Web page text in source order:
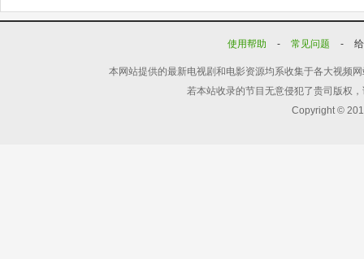
使用帮助 - 常见问题 -
本网站提供的最新电视剧和电影资源均系收集于各大视频
若本站收录的节目无意侵犯了贵司版权
Copyright ©